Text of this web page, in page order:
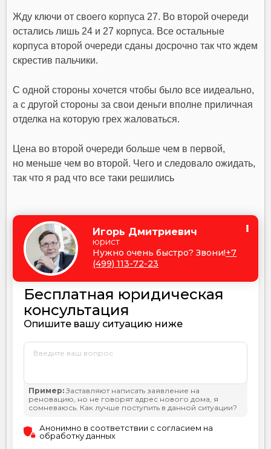
Жду ключи от своего корпуса 27. Во второй очереди
остались лишь 24 и 27 корпуса. Все остальные
корпуса второй очереди сданы досрочно так что ждем
скрестив пальчики.
С одной стороны хочется чтобы было все иидеально,
а с другой стороны за свои деньги вполне приличная
отделка на которую грех жаловаться.
Цена во второй очереди больше чем в первой,
но меньше чем во второй. Чего и следовало ожидать,
так что я рад что все таки решились